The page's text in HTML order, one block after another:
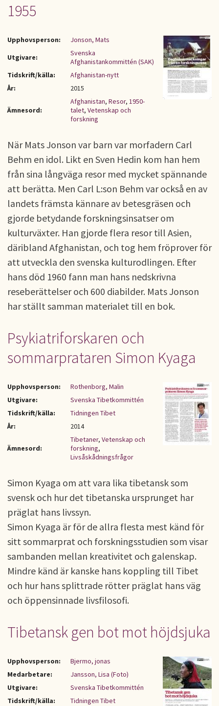
1955
Upphovsperson:
Jonson, Mats
Utgivare:
Svenska
Afghanistankommittén (SAK)
Tidskrift/källa:
Afghanistan-nytt
År:
2015
Ämnesord:
Afghanistan, Resor, 1950-
talet, Vetenskap och
forskning
När Mats Jonson var barn var morfadern Carl
Behm en idol. Likt en Sven Hedin kom han hem
från sina långväga resor med mycket spännande
att berätta. Men Carl L:son Behm var också en av
landets främsta kännare av betesgräsen och
gjorde betydande forskningsinsatser om
kulturväxter. Han gjorde flera resor till Asien,
däribland Afghanistan, och tog hem fröprover för
att utveckla den svenska kulturodlingen. Efter
hans död 1960 fann man hans nedskrivna
reseberättelser och 600 diabilder. Mats Jonson
har ställt samman materialet till en bok.
Psykiatriforskaren och
sommarprataren Simon Kyaga
Upphovsperson:
Rothenborg, Malin
Utgivare:
Svenska Tibetkommittén
Tidskrift/källa:
Tidningen Tibet
År:
2014
Ämnesord:
Tibetaner, Vetenskap och
forskning,
Livsåskådningsfrågor
Simon Kyaga om att vara lika tibetansk som
svensk och hur det tibetanska ursprunget har
präglat hans livssyn.
Simon Kyaga är för de allra flesta mest känd för
sitt sommarprat och forskningsstudien som visar
sambanden mellan kreativitet och galenskap.
Mindre känd är kanske hans koppling till Tibet
och hur hans splittrade rötter präglat hans väg
och öppensinnade livsfilosofi.
Tibetansk gen bot mot höjdsjuka
Upphovsperson:
Bjermo, jonas
Medarbetare:
Jansson, Lisa (Foto)
Utgivare:
Svenska Tibetkommittén
Tidskrift/källa:
Tidningen Tibet